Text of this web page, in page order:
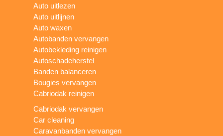
Auto uitlezen
Auto uitlijnen
Auto waxen
Autobanden vervangen
Autobekleding reinigen
Autoschadeherstel
Banden balanceren
Bougies vervangen
Cabriodak reinigen
Cabriodak vervangen
Car cleaning
Caravanbanden vervangen